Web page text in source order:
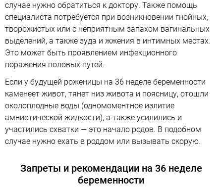
случае нужно обратиться к доктору. Также помощь
специалиста потребуется при возникновении гнойных,
творожистых или с неприятным запахом вагинальных
выделений, а также зуда и жжения в интимных местах.
Это может быть проявлением инфекционного
поражения половых путей.
Если у будущей роженицы на 36 неделе беременности
каменеет живот, тянет низ живота и поясницу, отошли
околоплодные воды (одномоментное излитие
амниотической жидкости), а также усилились и
участились схватки — это начало родов. В подобном
случае нужно ехать в роддом или вызывать скорую.
Запреты и рекомендации на 36 неделе
беременности